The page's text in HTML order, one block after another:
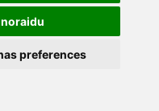
noraidu
preferences